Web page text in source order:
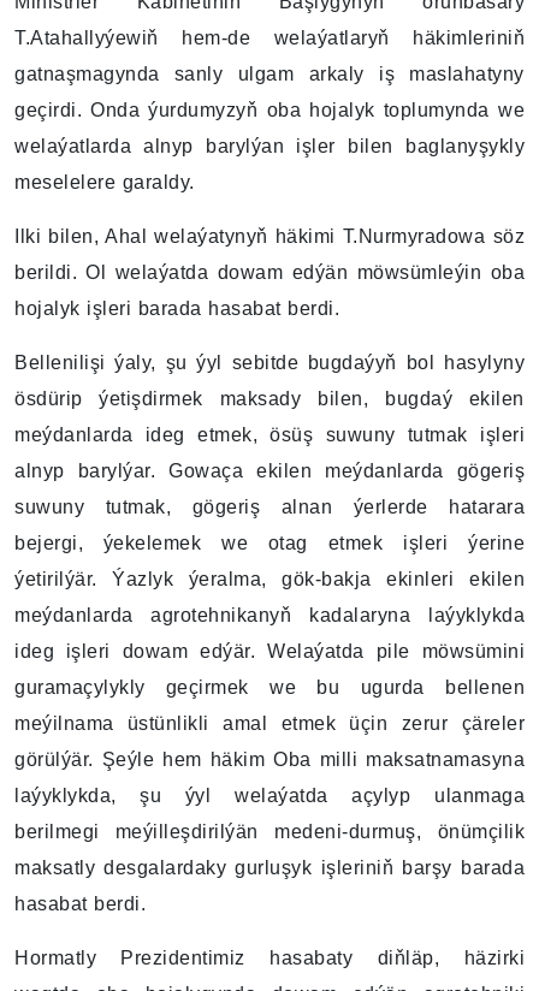
T.Atahallyýewiň hem-de welaýatlaryň häkimleriniň
gatnaşmagynda sanly ulgam arkaly iş maslahatyny
geçirdi. Onda ýurdumyzyň oba hojalyk toplumynda we
welaýatlarda alnyp barylýan işler bilen baglanyşykly
meselelere garaldy.
Ilki bilen, Ahal welaýatynyň häkimi T.Nurmyradowa söz
berildi. Ol welaýatda dowam edýän möwsümleýin oba
hojalyk işleri barada hasabat berdi.
Bellenilişi ýaly, şu ýyl sebitde bugdaýyň bol hasylyny
ösdürip ýetişdirmek maksady bilen, bugdaý ekilen
meýdanlarda ideg etmek, ösüş suwuny tutmak işleri
alnyp barylýar. Gowaça ekilen meýdanlarda gögeriş
suwuny tutmak, gögeriş alnan ýerlerde hatarara
bejergi, ýekelemek we otag etmek işleri ýerine
ýetirilýär. Ýazlyk ýeralma, gök-bakja ekinleri ekilen
meýdanlarda agrotehnikanyň kadalaryna laýyklykda
ideg işleri dowam edýär. Welaýatda pile möwsümini
guramaçylykly geçirmek we bu ugurda bellenen
meýilnama üstünlikli amal etmek üçin zerur çäreler
görülýär. Şeýle hem häkim Oba milli maksatnamasyna
laýyklykda, şu ýyl welaýatda açylyp ulanmaga
berilmegi meýilleşdirilýän medeni-durmuş, önümçilik
maksatly desgalardaky gurluşyk işleriniň barşy barada
hasabat berdi.
Hormatly Prezidentimiz hasabaty diňläp, häzirki